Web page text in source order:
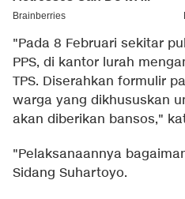
"Pada 8 Februari sekitar
PPS, di kantor lurah
TPS. Diserahkan formulir
warga yang dikhususkan
akan diberikan bansos,"
"Pelaksanaannya
Sidang Suhartoyo.